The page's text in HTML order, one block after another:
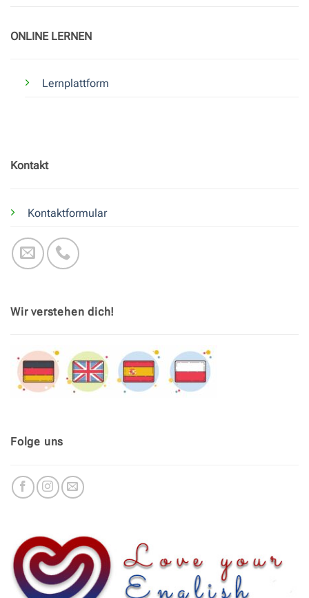
ONLINE LERNEN
Lernplattform
Kontakt
Kontaktformular
Wir verstehen dich!
Folge uns